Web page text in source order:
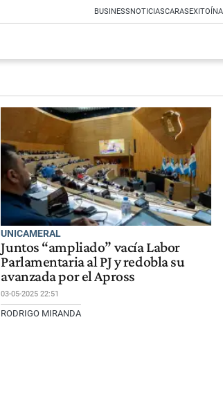
BUSINESSNOTICIASCARASEXITOÍNA
UNICAMERAL
Juntos “ampliado” vacía Labor
Parlamentaria al PJ y redobla su
avanzada por el Apross
03-05-2025 22:51
RODRIGO MIRANDA